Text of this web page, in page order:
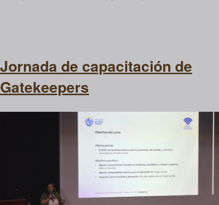
Jornada de capacitación de
Gatekeepers